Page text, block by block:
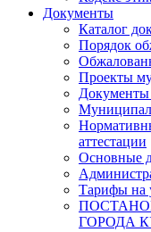
Документы
Каталог
Порядок
Проекты
Документы
аттестации
Основные
Тарифы на
ГОРОДА